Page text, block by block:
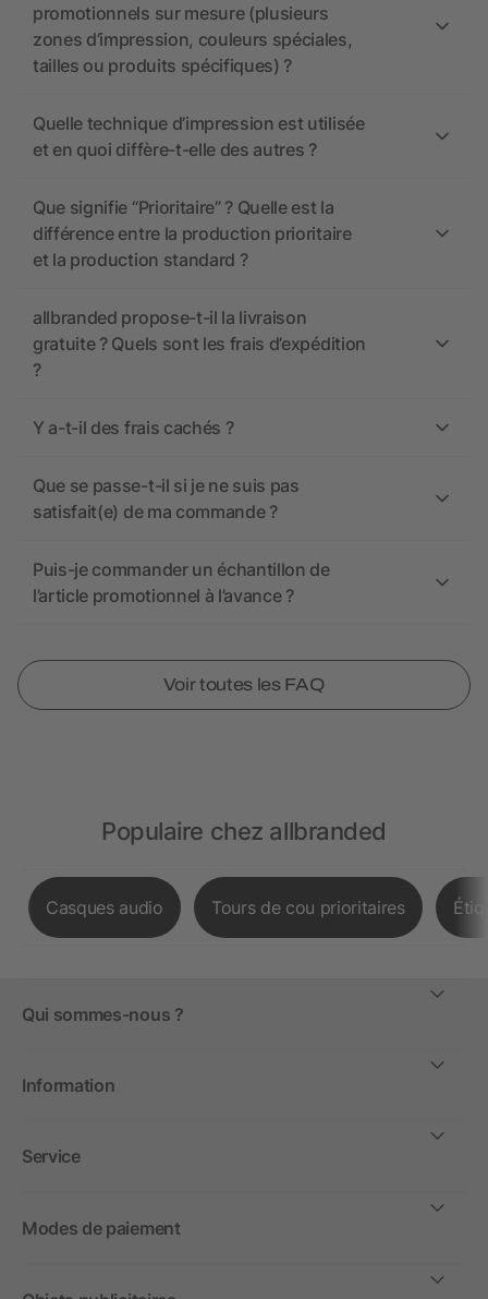
promotionnels sur mesure (plusieurs
zones d’impression, couleurs spéciales,
tailles ou produits spécifiques) ?
Quelle technique d’impression est utilisée
et en quoi diffère-t-elle des autres ?
Que signifie “Prioritaire” ? Quelle est la
différence entre la production prioritaire
et la production standard ?
allbranded propose-t-il la livraison
gratuite ? Quels sont les frais d’expédition
?
Y a-t-il des frais cachés ?
Que se passe-t-il si je ne suis pas
satisfait(e) de ma commande ?
Puis-je commander un échantillon de
l’article promotionnel à l’avance ?
Voir toutes les FAQ
Populaire chez allbranded
Casques audio Tours de cou prioritaires
Qui sommes-nous ?
Information
Service
Modes de paiement